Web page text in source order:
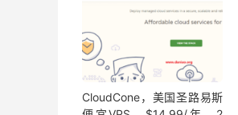
CloudCone，美国圣路易斯